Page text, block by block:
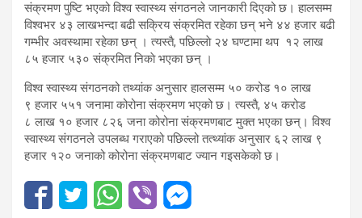
संक्रमण पुष्टि भएको विश्व स्वास्थ्य संगठनले जानकारी दिएको छ। हालसम्म
विश्वभर ४३ लाखभन्दा बढी सक्रिय संक्रमित रहेका छन् भने ४४ हजार बढी
गम्भीर अवस्थामा रहेका छन् । त्यस्तै, पछिल्लाे २४ घण्टामा थप १२ लाख
८५ हजार ५३० संक्रमित निकाे भएका छन् ।
विश्व स्वास्थ्य संगठनको तथ्यांक अनुसार हालसम्म ५० करोड १० लाख
९ हजार ५५१ जनामा कोरोना संक्रमण भएको छ। त्यस्तै, ४५ करोड
८ लाख १० हजार ८२६ जना कोरोना संक्रमणबाट मुक्त भएका छन्। विश्व
स्वास्थ्य संगठनले उपलब्ध गराएको पछिल्लो तत्थ्यांक अनुसार ६२ लाख ९
हजार १२० जनाको कोरोना संक्रमणबाट ज्यान गइसकेको छ।